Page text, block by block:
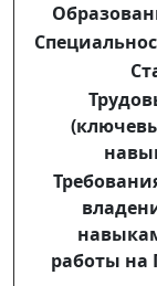
работы на